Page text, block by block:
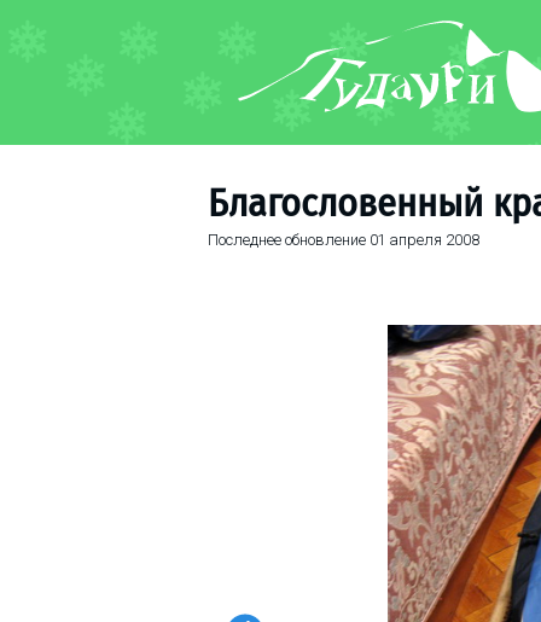
Благословенный
Последнее обновление 01 апреля 2008
Инструкторы